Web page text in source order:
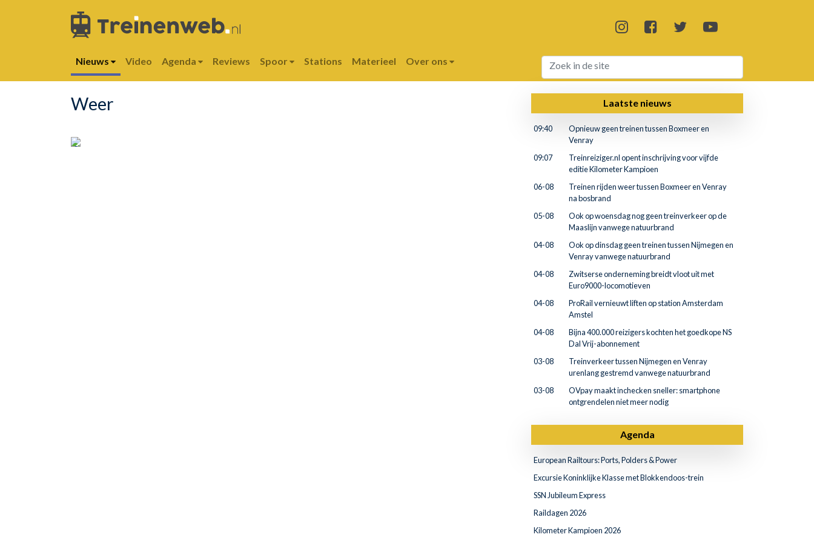
Nieuws Video Agenda Reviews Spoor Stations Materieel Over ons
Weer Laatste nieuws
09:40
Opnieuw geen treinen tussen Boxmeer en
Venray
09:07
Treinreiziger.nl opent inschrijving voor vijfde
editie Kilometer Kampioen
06-08
Treinen rijden weer tussen Boxmeer en Venray
na bosbrand
05-08
Ook op woensdag nog geen treinverkeer op de
Maaslijn vanwege natuurbrand
04-08
Ook op dinsdag geen treinen tussen Nijmegen en
Venray vanwege natuurbrand
04-08
Zwitserse onderneming breidt vloot uit met
Euro9000-locomotieven
04-08
ProRail vernieuwt liften op station Amsterdam
Amstel
04-08
Bijna 400.000 reizigers kochten het goedkope NS
Dal Vrij-abonnement
03-08
Treinverkeer tussen Nijmegen en Venray
urenlang gestremd vanwege natuurbrand
03-08
OVpay maakt inchecken sneller: smartphone
ontgrendelen niet meer nodig
Agenda
European Railtours: Ports, Polders & Power
Excursie Koninklijke Klasse met Blokkendoos-trein
SSN Jubileum Express
Raildagen 2026
Kilometer Kampioen 2026